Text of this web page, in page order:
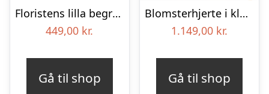
Floristens lilla begravelses­buket
449,00 kr.
Gå til shop
Blomsterhjerte i klassisk stil med bånd
1.149,00 kr.
Gå til shop